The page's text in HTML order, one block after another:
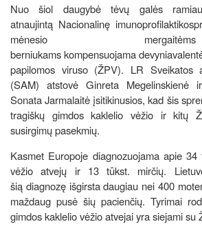
Nuo šiol daugybė tėvų galės
atnaujintą Nacionalinę
mėnesio
berniukams kompensuojama
papilomos viruso (ŽPV). LR Sveikatos
(SAM) atstovė Ginreta Megelinskienė
Sonata Jarmalaitė įsitikinusios, kad šis
tragiškų gimdos kaklelio vėžio ir kitų
susirgimų pasekmių.
Kasmet Europoje diagnozuojama apie
vėžio atvejų ir 13 tūkst. mirčių.
šią diagnozę išgirsta daugiau nei 400
maždaug pusė šių pacienčių. Tyrimai
gimdos kaklelio vėžio atvejai yra siejami su